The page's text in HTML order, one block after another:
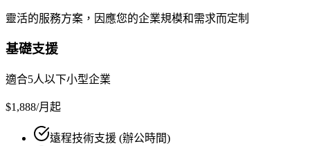
靈活的服務方案，因應您的企業規模和需求而定制
基礎支援
適合5人以下小型企業
$1,888/月起
遠程技術支援 (辦公時間)